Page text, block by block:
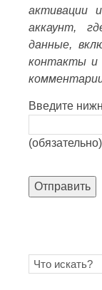
активации
аккаунт,
данные,
контакты и
Введите
(обязательно)
Отправить